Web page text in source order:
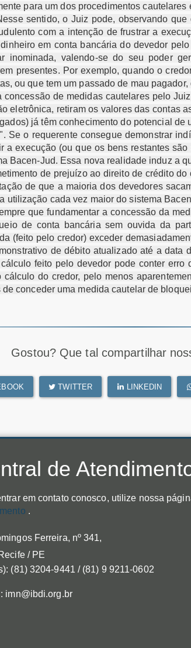
para um dos procedimentos
sentido, o Juiz pode, observando
com a intenção de frustrar a
em conta bancária do devedor
inominada, valendo-se do seu poder
presentes. Por exemplo, quando o
ou que tem um passado de mau
de medidas cautelares pelo
eletrônica, retiram os valores das contas
já têm conhecimento do potencial
Se o requerente consegue demonstrar
a execução (ou que os bens restantes
Bacen-Jud. Essa nova realidade induz a
de prejuízo ao direito de crédito
de que a maioria dos devedores
utilização cada vez maior do sistema
que fundamentar a concessão da
de conta bancária sem ouvida da
(feito pelo credor) exceder
de débito atualizado até a data
feito pelo devedor pode conter
do credor, pelo menos
conceder uma medida cautelar de
Gostou? Que tal compartilhar
TWITTER LINKEDIN
de
em contato conosco, utilize nossa
.
Ferreira, nº 341,
/ PE
(81) 3204-9441 / (81) 9 9211-0602
imn@ibdi.org.br